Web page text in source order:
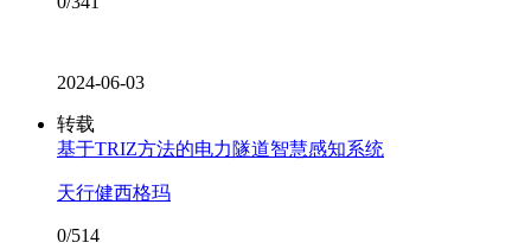
2024-06-03
转载
基于TRIZ方法的电力隧道智慧感知系统
天行健西格玛
0/514